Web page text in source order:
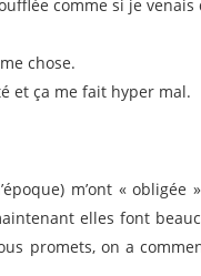
comme si je
chose.
et ça me fait hyper mal.
m’ont « obligée
elles font
promets, on a